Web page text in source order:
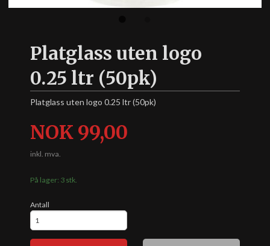
Platglass uten logo
0.25 ltr (50pk)
Platglass uten logo 0.25 ltr (50pk)
Pris
NOK 99,00
inkl. mva.
På lager: 3 stk.
Antall